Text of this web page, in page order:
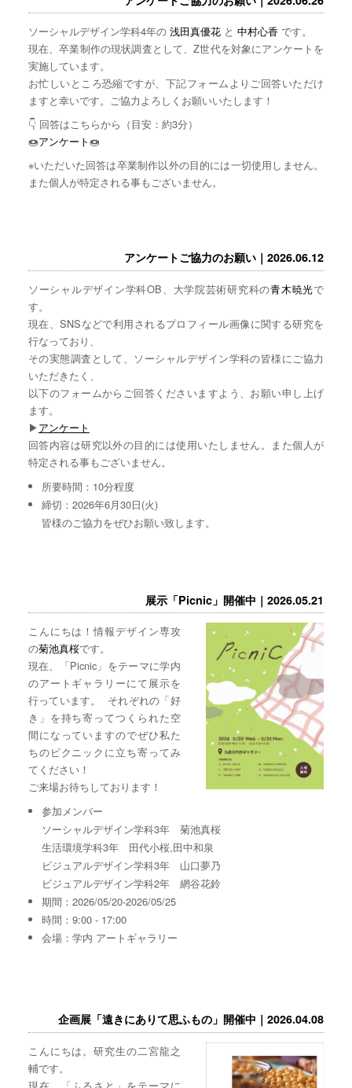
ソーシャルデザイン学科4年の 浅田真優花と 中村心香 です。
現在、卒業制作の現状調査として、Z世代を対象にアンケートを
実施しています。
お忙しいところ恐縮ですが、下記フォームよりご回答いただけ
ますと幸いです。ご協力よろしくお願いいたします！
👇 回答はこちらから（目安：約3分）
🍩アンケート🍩
※いただいた回答は卒業制作以外の目的には一切使用しません。
また個人が特定される事もございません。
アンケートご協力のお願い｜2026.06.12
ソーシャルデザイン学科OB、大学院芸術研究科の青木暁光で
す。
現在、SNSなどで利用されるプロフィール画像に関する研究を
行なっており、
その実態調査として、ソーシャルデザイン学科の皆様にご協力
いただきたく、
以下のフォームからご回答くださいますよう、お願い申し上げ
ます。
▶︎アンケート
回答内容は研究以外の目的には使用いたしません。また個人が
特定される事もございません。
所要時間：10分程度
締切：2026年6月30日(火)
皆様のご協力をぜひお願い致します。
展示「Picnic」開催中｜2026.05.21
こんにちは！情報デザイン専攻
の菊池真桜です。
現在、「Picnic」をテーマに学内
のアートギャラリーにて展示を
行っています。 それぞれの「好
き」を持ち寄ってつくられた空
間になっていますのでぜひ私た
ちのピクニックに立ち寄ってみ
てください！
ご来場お待ちしております！
参加メンバー
ソーシャルデザイン学科3年 菊池真桜
生活環境学科3年 田代小桜,田中和泉
ビジュアルデザイン学科3年 山口夢乃
ビジュアルデザイン学科2年 網谷花鈴
期間：2026/05/20-2026/05/25
時間：9:00 - 17:00
会場：学内 アートギャラリー
企画展「遠きにありて思ふもの」開催中｜2026.04.08
こんにちは。研究生の二宮龍之
輔です。